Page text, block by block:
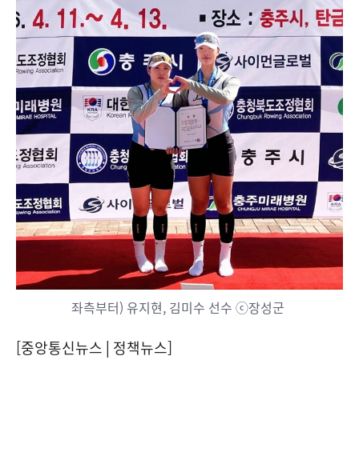
좌측부터) 유지현, 김미수 선수 ⓒ장성군
[중앙통신뉴스│정책뉴스]